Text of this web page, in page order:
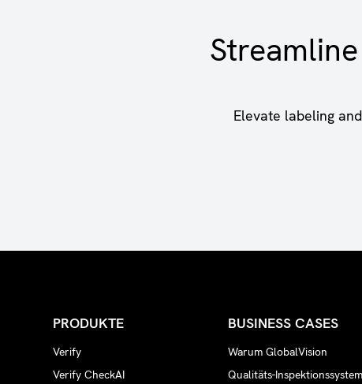
Elevate labeling
PRODUKTE
Verify
Verify CheckAI
BUSINESS CASES
Warum GlobalVision
Qualitäts-Inspektionssystem